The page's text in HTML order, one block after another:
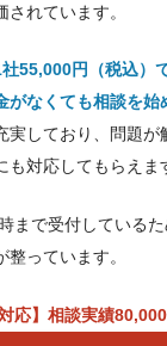
れています。
55,000円（税込）
なくても相談を始
実しており、問題
対応してもらえま
まで受付している
っています。
応】相談実績